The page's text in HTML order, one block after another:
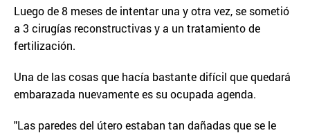
Luego de 8 meses de intentar una y otra vez, se sometió
a 3 cirugías reconstructivas y a un tratamiento de
fertilización.
Una de las cosas que hacía bastante difícil que quedará
embarazada nuevamente es su ocupada agenda.
"Las paredes del útero estaban tan dañadas que se le